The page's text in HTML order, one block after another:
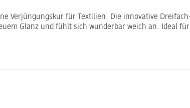
Verjüngungskur für Textilien. Die innovative
Glanz und fühlt sich wunderbar weich an. Ideal